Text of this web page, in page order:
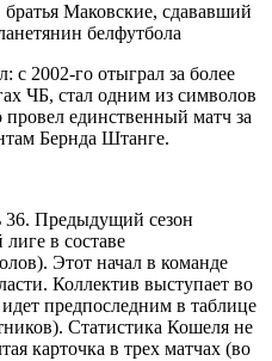
с 2002-го отыграл за более
ЧБ, стал одним из символов
единственный матч за
Бернда Штанге.
36. Предыдущий сезон
в составе
Этот начал в команде
Коллектив выступает во
предпоследним в таблице
Статистика Кошеля не
карточка в трех матчах (во